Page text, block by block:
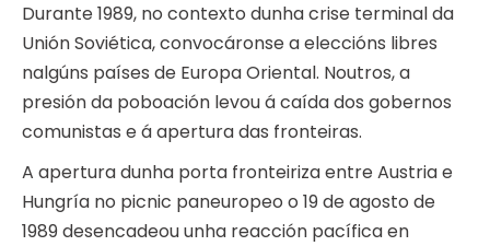
Durante 1989, no contexto dunha crise terminal da
Unión Soviética, convocáronse a eleccións libres
nalgúns países de Europa Oriental. Noutros, a
presión da poboación levou á caída dos gobernos
comunistas e á apertura das fronteiras.
A apertura dunha porta fronteiriza entre Austria e
Hungría no picnic paneuropeo o 19 de agosto de
1989 desencadeou unha reacción pacífica en